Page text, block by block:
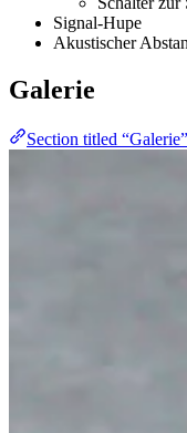
Signal-Hupe
Akustischer
Galerie
Section titled “Galerie”